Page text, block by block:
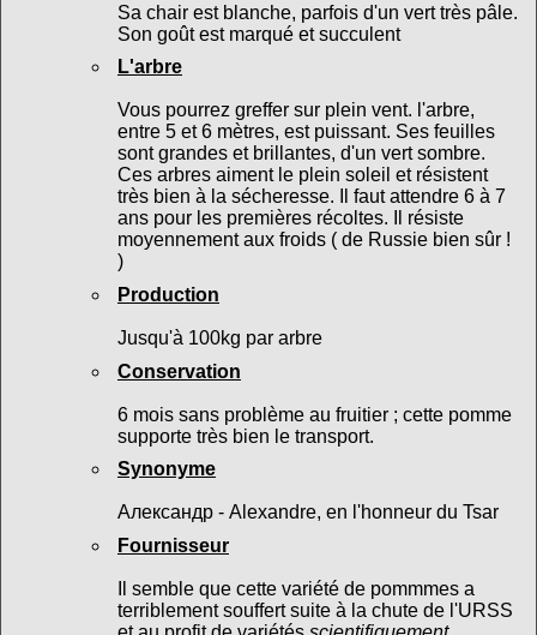
Sa chair est blanche, parfois d'un vert très pâle.
Son goût est marqué et succulent
L'arbre
Vous pourrez greffer sur plein vent. l'arbre,
entre 5 et 6 mètres, est puissant. Ses feuilles
sont grandes et brillantes, d'un vert sombre.
Ces arbres aiment le plein soleil et résistent
très bien à la sécheresse. Il faut attendre 6 à 7
ans pour les premières récoltes. Il résiste
moyennement aux froids ( de Russie bien sûr !
)
Production
Jusqu'à 100kg par arbre
Conservation
6 mois sans problème au fruitier ; cette pomme
supporte très bien le transport.
Synonyme
Александр - Alexandre, en l'honneur du Tsar
Fournisseur
Il semble que cette variété de pommmes a
terriblement souffert suite à la chute de l'URSS